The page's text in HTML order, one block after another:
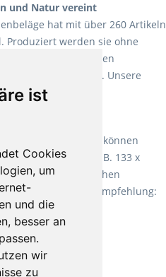
ist
Cookies
um
und die
besser an
wir
zu
und Natur vereint
hat mit über 260 Artikeln
Produziert werden sie ohne
Mit allen verfügbaren
attraktiv. Unsere
XXL.
schon lange vor. Sie können
kaufen, z.B. 133 x
aufgrund der weichen
Unsere Empfehlung: